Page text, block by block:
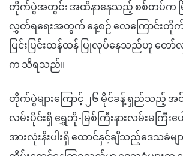
တိုက်ပွဲအတွင်း အထိနာနေသည့် စစ်တပ်က
လွှတ်ရရေးအတွက် နေ့စဉ် လေကြောင်းတိုက်
ပြင်းပြင်းထန်ထန် ပြုလုပ်နေသည်ဟု တော်
က သိရသည်။
တိုက်ပွဲများကြောင့် ၂၆ မိုင်ခန့် ရှည်သည့် အင်
လမ်းပိုင်းရှိ ရွှေဘို-မြစ်ကြီးနားလမ်းမကြီးပေ
အားလုံးနီးပါးရှိ ထောင်နှင့်ချီသည့်ဒေသခံမ